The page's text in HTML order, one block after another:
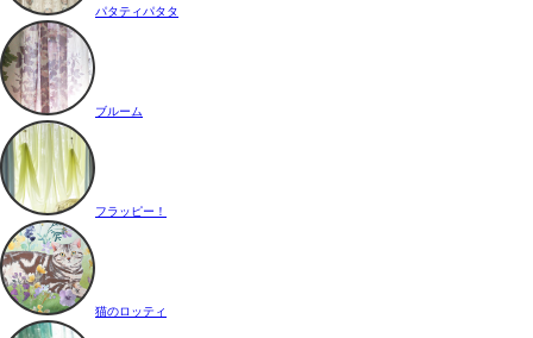
パタティパタタ
ブルーム
フラッピー！
猫のロッティ